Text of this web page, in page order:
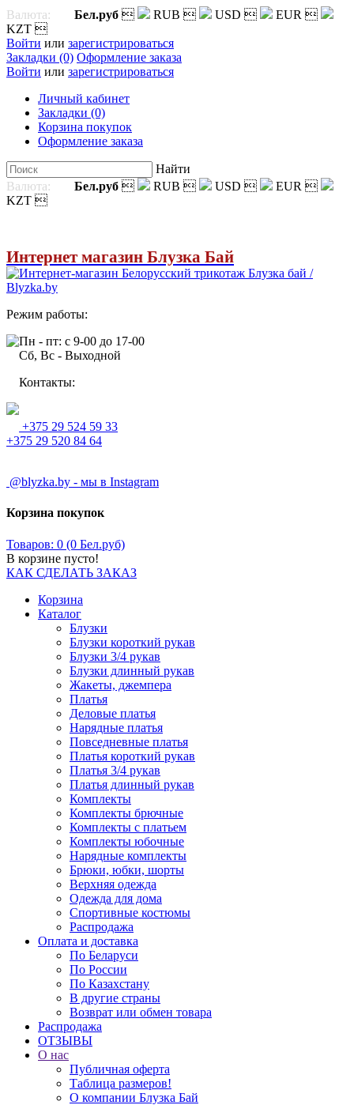
Валюта: Бел.руб  RUB  USD  EUR 
KZT 
Войти или зарегистрироваться
Закладки (0) Оформление заказа
Войти или зарегистрироваться
Личный кабинет
Закладки (0)
Корзина покупок
Оформление заказа
Найти
Валюта:
Бел.руб  RUB  USD  EUR 
KZT 
Интернет магазин Блузка Бай
Режим работы:
Пн - пт: с 9-00 до 17-00
Сб, Вс - Выходной
Контакты:
+375 29 524 59 33
+375 29 520 84 64
@blyzka.by - мы в Instagram
Корзина покупок
Товаров: 0 (0 Бел.руб)
В корзине пусто!
КАК СДЕЛАТЬ ЗАКАЗ
Корзина
Каталог
Блузки
Блузки короткий рукав
Блузки 3/4 рукав
Блузки длинный рукав
Жакеты, джемпера
Платья
Деловые платья
Нарядные платья
Повседневные платья
Платья короткий рукав
Платья 3/4 рукав
Платья длинный рукав
Комплекты
Комплекты брючные
Комплекты с платьем
Комплекты юбочные
Нарядные комплекты
Брюки, юбки, шорты
Верхняя одежда
Одежда для дома
Спортивные костюмы
Распродажа
Оплата и доставка
По Беларуси
По России
По Казахстану
В другие страны
Возврат или обмен товара
Распродажа
ОТЗЫВЫ
О нас
Публичная оферта
Таблица размеров!
О компании Блузка Бай